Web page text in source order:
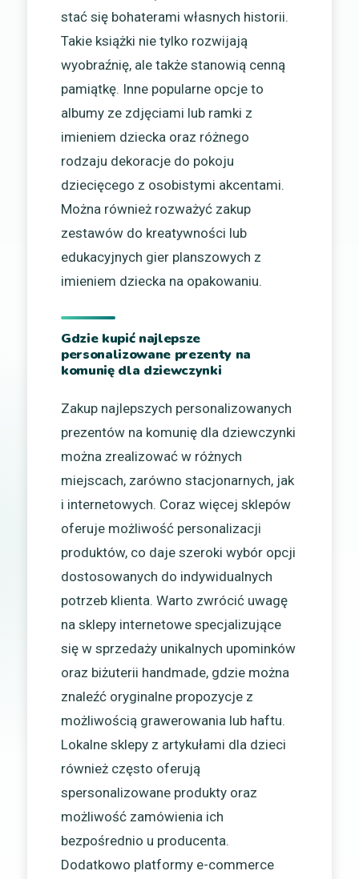
stać się bohaterami własnych historii.
Takie książki nie tylko rozwijają
wyobraźnię, ale także stanowią cenną
pamiątkę. Inne popularne opcje to
albumy ze zdjęciami lub ramki z
imieniem dziecka oraz różnego
rodzaju dekoracje do pokoju
dziecięcego z osobistymi akcentami.
Można również rozważyć zakup
zestawów do kreatywności lub
edukacyjnych gier planszowych z
imieniem dziecka na opakowaniu.
Gdzie kupić najlepsze
personalizowane prezenty na
komunię dla dziewczynki
Zakup najlepszych personalizowanych
prezentów na komunię dla dziewczynki
można zrealizować w różnych
miejscach, zarówno stacjonarnych, jak
i internetowych. Coraz więcej sklepów
oferuje możliwość personalizacji
produktów, co daje szeroki wybór opcji
dostosowanych do indywidualnych
potrzeb klienta. Warto zwrócić uwagę
na sklepy internetowe specjalizujące
się w sprzedaży unikalnych upominków
oraz biżuterii handmade, gdzie można
znaleźć oryginalne propozycje z
możliwością grawerowania lub haftu.
Lokalne sklepy z artykułami dla dzieci
również często oferują
spersonalizowane produkty oraz
możliwość zamówienia ich
bezpośrednio u producenta.
Dodatkowo platformy e-commerce